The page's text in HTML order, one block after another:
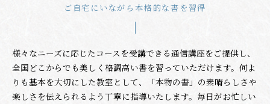
ご自宅にいながら本格的な書を習得
様々なニーズに応じたコースを受講できる通信講座をご提供し、
全国どこからでも美しく格調高い書を習っていただけます。何よ
りも基本を大切にした教室として、「本物の書」の素晴らしさや
楽しさを伝えられるよう丁寧に指導いたします。毎日がお忙しい